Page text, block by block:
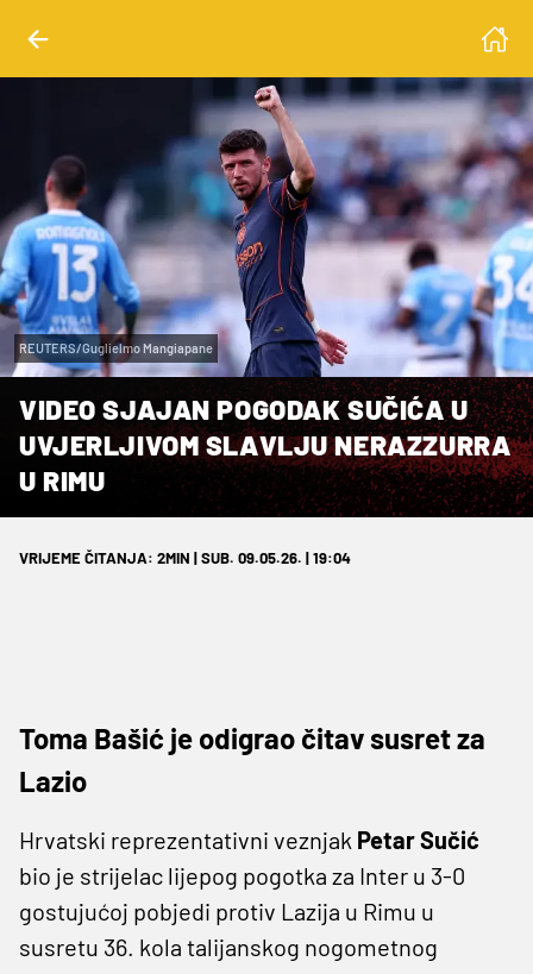
REUTERS/Guglielmo Mangiapane
VIDEO SJAJAN POGODAK SUČIĆA U
UVJERLJIVOM SLAVLJU NERAZZURRA
U RIMU
VRIJEME ČITANJA: 2MIN | SUB. 09.05.26. | 19:04
Toma Bašić je odigrao čitav susret za
Lazio
Hrvatski reprezentativni veznjak Petar Sučić
bio je strijelac lijepog pogotka za Inter u 3-0
gostujućoj pobjedi protiv Lazija u Rimu u
susretu 36. kola talijanskog nogometnog